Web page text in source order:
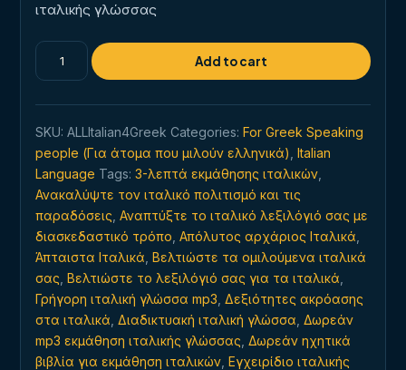
ιταλικής γλώσσας
Μάθετε
την
ανά
πάσα
στιγμή,
οπουδήποτε
quantity
Add to cart
SKU: ALLItalian4Greek Categories: For Greek Speaking
people (Για άτομα που μιλούν ελληνικά) Italian
Language Tags: 3-λεπτά εκμάθησης ιταλικών
Ανακαλύψτε τον ιταλικό πολιτισμό και τις
παραδόσεις Αναπτύξτε το ιταλικό λεξιλόγιό σας με
διασκεδαστικό τρόπο Απόλυτος αρχάριος Ιταλικά
Άπταιστα Ιταλικά Βελτιώστε τα ομιλούμενα ιταλικά
σας Βελτιώστε το λεξιλόγιό σας για τα ιταλικά
Γρήγορη ιταλική γλώσσα mp3 Δεξιότητες ακρόασης
στα ιταλικά Διαδικτυακή ιταλική γλώσσα Δωρεάν
mp3 εκμάθηση ιταλικής γλώσσας Δωρεάν ηχητικά
βιβλία για εκμάθηση ιταλικών Εγχειρίδιο ιταλικής